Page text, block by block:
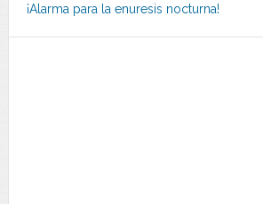
¡Alarma para la enuresis nocturna!